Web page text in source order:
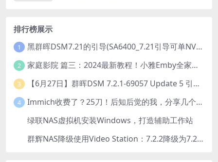
排行榜展示
1 黑群晖DSM7.21的引导(SA6400_7.21引导可单NVME安装系统）
2 家庭影院 篇三：2024最新教程！小雅Emby全家桶又是什么？它和小雅AList又有什么区别？
3 【6月27日】群晖DSM 7.2.1-69057 Update 5 引导【附半洗白序列号】
4 Immich收费了？25刀！后知后觉的我，分享几个方法DIY这款最强家庭照片管理工具
绿联NAS虚拟机安装Windows，打造辅助工作站
群辉NAS降级使用Video Station：7.2.2降级为7.2.1，也可降为其他版本